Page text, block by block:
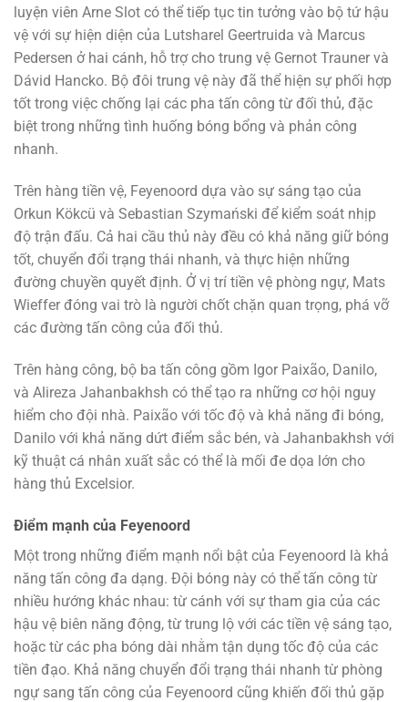
luyện viên Arne Slot có thể tiếp tục tin tưởng vào bộ tứ hậu
vệ với sự hiện diện của Lutsharel Geertruida và Marcus
Pedersen ở hai cánh, hỗ trợ cho trung vệ Gernot Trauner và
Dávid Hancko. Bộ đôi trung vệ này đã thể hiện sự phối hợp
tốt trong việc chống lại các pha tấn công từ đối thủ, đặc
biệt trong những tình huống bóng bổng và phản công
nhanh.
Trên hàng tiền vệ, Feyenoord dựa vào sự sáng tạo của
Orkun Kökcü và Sebastian Szymański để kiểm soát nhịp
độ trận đấu. Cả hai cầu thủ này đều có khả năng giữ bóng
tốt, chuyển đổi trạng thái nhanh, và thực hiện những
đường chuyền quyết định. Ở vị trí tiền vệ phòng ngự, Mats
Wieffer đóng vai trò là người chốt chặn quan trọng, phá vỡ
các đường tấn công của đối thủ.
Trên hàng công, bộ ba tấn công gồm Igor Paixão, Danilo,
và Alireza Jahanbakhsh có thể tạo ra những cơ hội nguy
hiểm cho đội nhà. Paixão với tốc độ và khả năng đi bóng,
Danilo với khả năng dứt điểm sắc bén, và Jahanbakhsh với
kỹ thuật cá nhân xuất sắc có thể là mối đe dọa lớn cho
hàng thủ Excelsior.
Điểm mạnh của Feyenoord
Một trong những điểm mạnh nổi bật của Feyenoord là khả
năng tấn công đa dạng. Đội bóng này có thể tấn công từ
nhiều hướng khác nhau: từ cánh với sự tham gia của các
hậu vệ biên năng động, từ trung lộ với các tiền vệ sáng tạo,
hoặc từ các pha bóng dài nhằm tận dụng tốc độ của các
tiền đạo. Khả năng chuyển đổi trạng thái nhanh từ phòng
ngự sang tấn công của Feyenoord cũng khiến đối thủ gặp